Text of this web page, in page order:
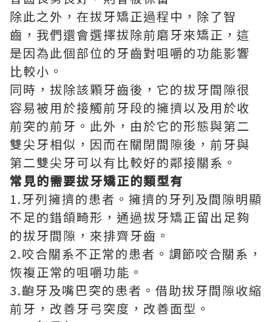
除此之外，在拔牙矯正過程中，除了智
齒，我們還會選擇拔除前磨牙來矯正，這
是因為此個部位的牙齒對咀嚼的功能影響
比較小。
同時，拔除該顆牙齒後，它的拔牙間隙很
容易被用於接觸前牙段的擁擠以及用於收
前突的前牙。此外，由於它的形態與第二
雙尖牙相似，因而在關閉間隙後，前牙與
第二雙尖牙可以有比較好的鄰接關系。
常見的需要拔牙矯正的類型有
1.牙列擁擠的患者。擁擠的牙列及間隙明顯
不足的錯頜畸形，通過拔牙矯正留出足夠
的拔牙間隙，來排齊牙齒。
2.咬合關系不正常的患者。調節咬合關系，
恢複正常的咀嚼功能。
3.齙牙及嘴巴突的患者。借助拔牙間隙收縮
前牙，改善牙弓突度，改善面型。